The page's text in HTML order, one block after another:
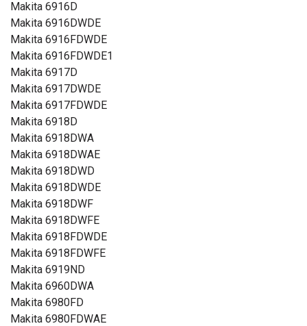
Makita 6916D
Makita 6916DWDE
Makita 6916FDWDE
Makita 6916FDWDE1
Makita 6917D
Makita 6917DWDE
Makita 6917FDWDE
Makita 6918D
Makita 6918DWA
Makita 6918DWAE
Makita 6918DWD
Makita 6918DWDE
Makita 6918DWF
Makita 6918DWFE
Makita 6918FDWDE
Makita 6918FDWFE
Makita 6919ND
Makita 6960DWA
Makita 6980FD
Makita 6980FDWAE